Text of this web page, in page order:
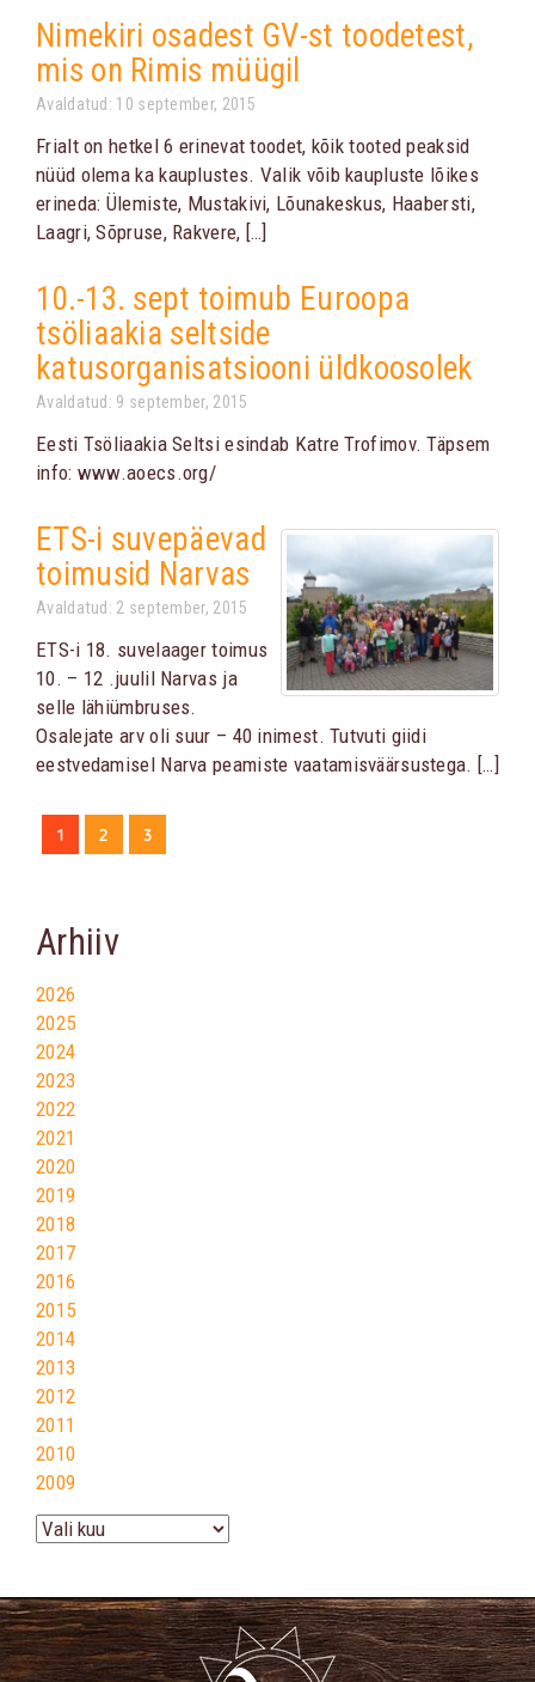
Nimekiri osadest GV-st toodetest,
mis on Rimis müügil
Avaldatud: 10 september, 2015
Frialt on hetkel 6 erinevat toodet, kõik tooted peaksid
nüüd olema ka kauplustes. Valik võib kaupluste lõikes
erineda: Ülemiste, Mustakivi, Lõunakeskus, Haabersti,
Laagri, Sõpruse, Rakvere, […]
10.-13. sept toimub Euroopa
tsöliaakia seltside
katusorganisatsiooni üldkoosolek
Avaldatud: 9 september, 2015
Eesti Tsöliaakia Seltsi esindab Katre Trofimov. Täpsem
info: www.aoecs.org/
ETS-i suvepäevad
toimusid Narvas
Avaldatud: 2 september, 2015
ETS-i 18. suvelaager toimus
10. – 12 .juulil Narvas ja
selle lähiümbruses.
Osalejate arv oli suur – 40 inimest. Tutvuti giidi
eestvedamisel Narva peamiste vaatamisväärsustega. […]
1 2 3
Arhiiv
2026
2025
2024
2023
2022
2021
2020
2019
2018
2017
2016
2015
2014
2013
2012
2011
2010
2009
Arhiiv